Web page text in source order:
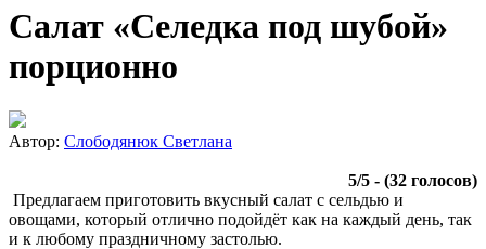
Салат «Селедка под шубой»
порционно
Автор: Слободянюк Светлана
5/5 - (32 голосов)
Предлагаем приготовить вкусный салат с сельдью и
овощами, который отлично подойдёт как на каждый день, так
и к любому праздничному застолью.